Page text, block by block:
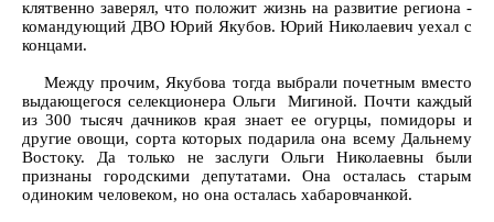
клятвенно заверял, что положит жизнь на развитие региона -
командующий ДВО Юрий Якубов. Юрий Николаевич уехал с
концами.
Между прочим, Якубова тогда выбрали почетным вместо
выдающегося селекционера Ольги Мигиной. Почти каждый
из 300 тысяч дачников края знает ее огурцы, помидоры и
другие овощи, сорта которых подарила она всему Дальнему
Востоку. Да только не заслуги Ольги Николаевны были
признаны городскими депутатами. Она осталась старым
одиноким человеком, но она осталась хабаровчанкой.